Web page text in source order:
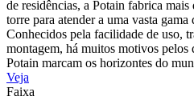
de residências, a Potain fabrica
torre para atender a uma vasta
Conhecidos pela facilidade de uso,
montagem, há muitos motivos pelos
Potain marcam os horizontes do
Veja
Faixa